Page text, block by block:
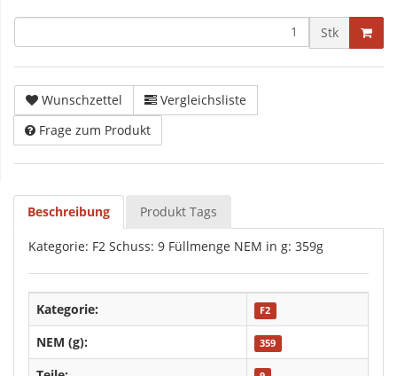
Stk
Wunschzettel
Vergleichsliste
Frage zum Produkt
Beschreibung Produkt Tags
Kategorie: F2 Schuss: 9 Füllmenge NEM in g: 359g
Kategorie: F2
NEM (g): 359